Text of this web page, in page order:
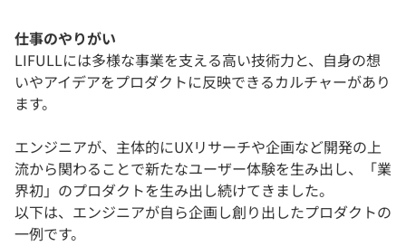
仕事のやりがい
LIFULLには多様な事業を支える高い技術力と、自身の想
いやアイデアをプロダクトに反映できるカルチャーがあり
ます。
エンジニアが、主体的にUXリサーチや企画など開発の上
流から関わることで新たなユーザー体験を生み出し、「業
界初」のプロダクトを生み出し続けてきました。
以下は、エンジニアが自ら企画し創り出したプロダクトの
一例です。